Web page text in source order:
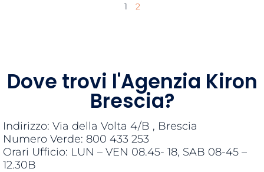
1 2
Dove trovi l'Agenzia Kiron
Brescia?
Indirizzo: Via della Volta 4/B , Brescia
Numero Verde: 800 433 253
Orari Ufficio: LUN – VEN 08.45- 18, SAB 08-45 –
12.30B